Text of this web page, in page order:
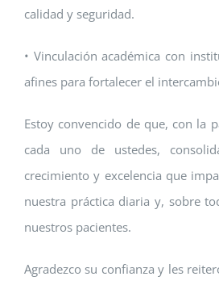
calidad y seguridad.
• Vinculación académica con
afines para fortalecer el
Estoy convencido de que, con la
cada uno de ustedes,
crecimiento y excelencia que
nuestra práctica diaria y, sobre
nuestros pacientes.
Agradezco su confianza y les